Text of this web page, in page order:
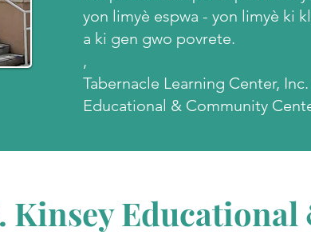
yon limyè espwa - yon limyè ki
a ki gen gwo povrete.
,
Tabernacle Learning Center,
Educational & Community
Kinsey